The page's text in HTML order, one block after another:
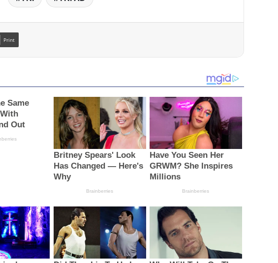
Print